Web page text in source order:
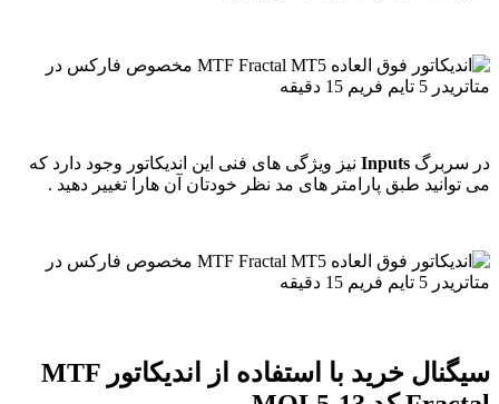
در سربرگ Inputs نیز ویژگی های فنی این اندیکاتور وجود دارد که
می توانید طبق پارامتر های مد نظر خودتان آن هارا تغییر دهید .
سیگنال خرید با استفاده از اندیکاتور MTF